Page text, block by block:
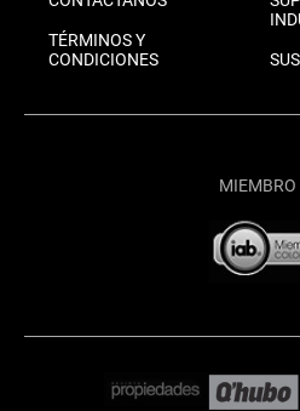
TÉRMINOS Y
CONDICIONES
MIEMBRO